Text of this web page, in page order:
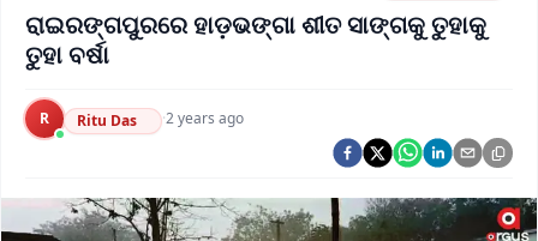
Argus Swaad Odisha
ରାଇରଙ୍ଗପୁରରେ ହାଡ଼ଭଙ୍ଗା ଶୀତ ସାଙ୍ଗକୁ ତୁହାକୁ
ତୁହା ବର୍ଷା
R Ritu Das ·2 years ago